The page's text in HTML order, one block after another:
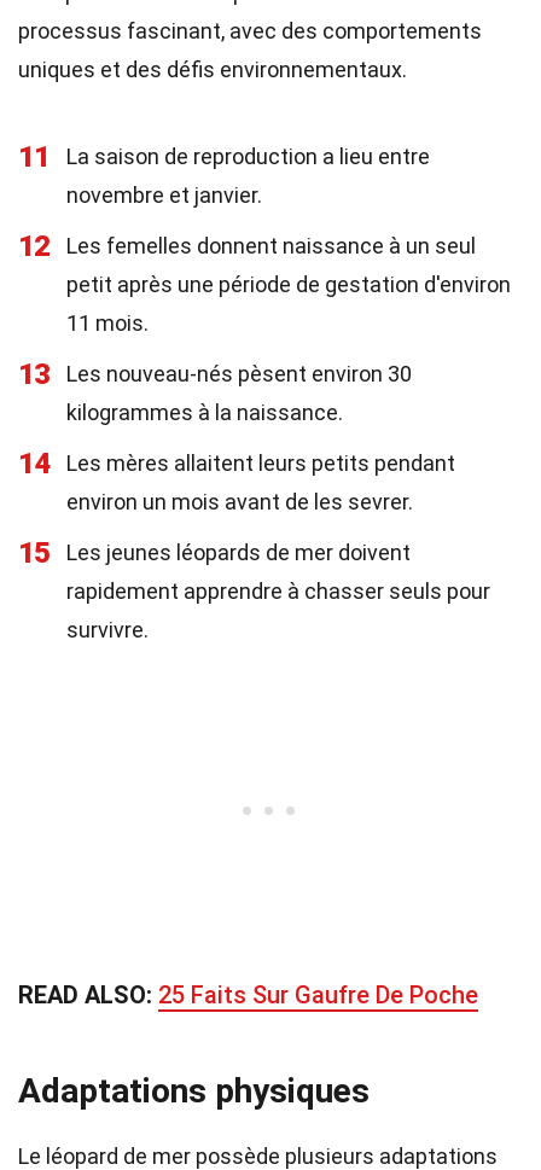
processus fascinant, avec des comportements
uniques et des défis environnementaux.
11
La saison de reproduction a lieu entre
novembre et janvier.
12
Les femelles donnent naissance à un seul
petit après une période de gestation d'environ
11 mois.
13
Les nouveau-nés pèsent environ 30
kilogrammes à la naissance.
14
Les mères allaitent leurs petits pendant
environ un mois avant de les sevrer.
15
Les jeunes léopards de mer doivent
rapidement apprendre à chasser seuls pour
survivre.
READ ALSO: 25 Faits Sur Gaufre De Poche
Adaptations physiques
Le léopard de mer possède plusieurs adaptations